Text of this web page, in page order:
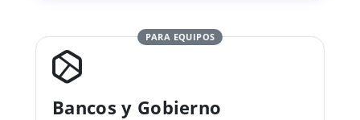
PARA EQUIPOS
Bancos y Gobierno